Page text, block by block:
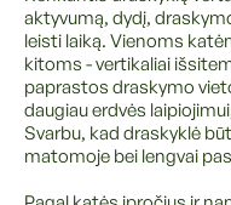
aktyvumą, dydį,
leisti laiką. Vienoms
kitoms - vertikaliai
paprastos draskymo
daugiau erdvės
Svarbu, kad draskyklė
matomoje bei lengvai